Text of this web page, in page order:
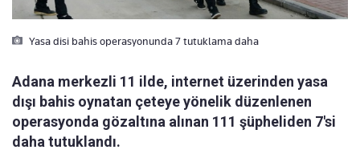
Yasa disi bahis operasyonunda 7 tutuklama daha
Adana merkezli 11 ilde, internet üzerinden yasa
dışı bahis oynatan çeteye yönelik düzenlenen
operasyonda gözaltına alınan 111 şüpheliden 7'si
daha tutuklandı.